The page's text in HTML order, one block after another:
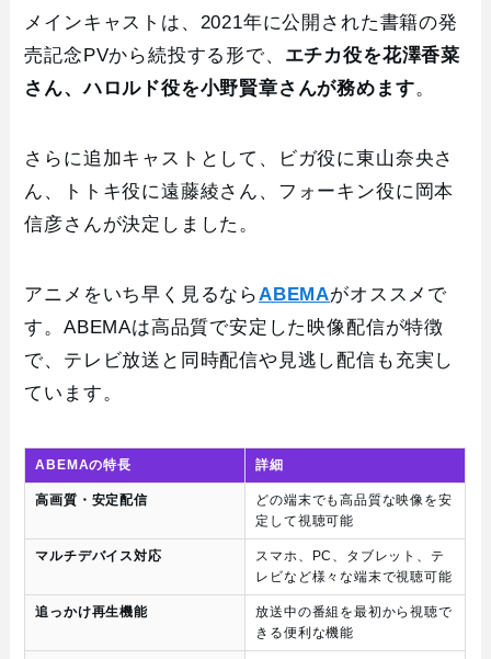
メインキャストは、2021年に公開された書籍の発
売記念PVから続投する形で、 エチカ役を花澤香菜
さん、ハロルド役を小野賢章さんが務めます。
さらに追加キャストとして、ビガ役に東山奈央さ
ん、トトキ役に遠藤綾さん、フォーキン役に岡本
信彦さんが決定しました。
アニメをいち早く見るならABEMAがオススメで
す。ABEMAは高品質で安定した映像配信が特徴
で、テレビ放送と同時配信や見逃し配信も充実し
ています。
ABEMAの特長 詳細
高画質・安定配信
どの端末でも高品質な映像を安
定して視聴可能
マルチデバイス対応
スマホ、PC、タブレット、テ
レビなど様々な端末で視聴可能
追っかけ再生機能
放送中の番組を最初から視聴で
きる便利な機能